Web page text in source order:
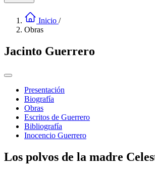
Inicio /
Obras
Jacinto Guerrero
Presentación
Biografía
Obras
Escritos de Guerrero
Bibliografía
Inocencio Guerrero
Los polvos de la madre